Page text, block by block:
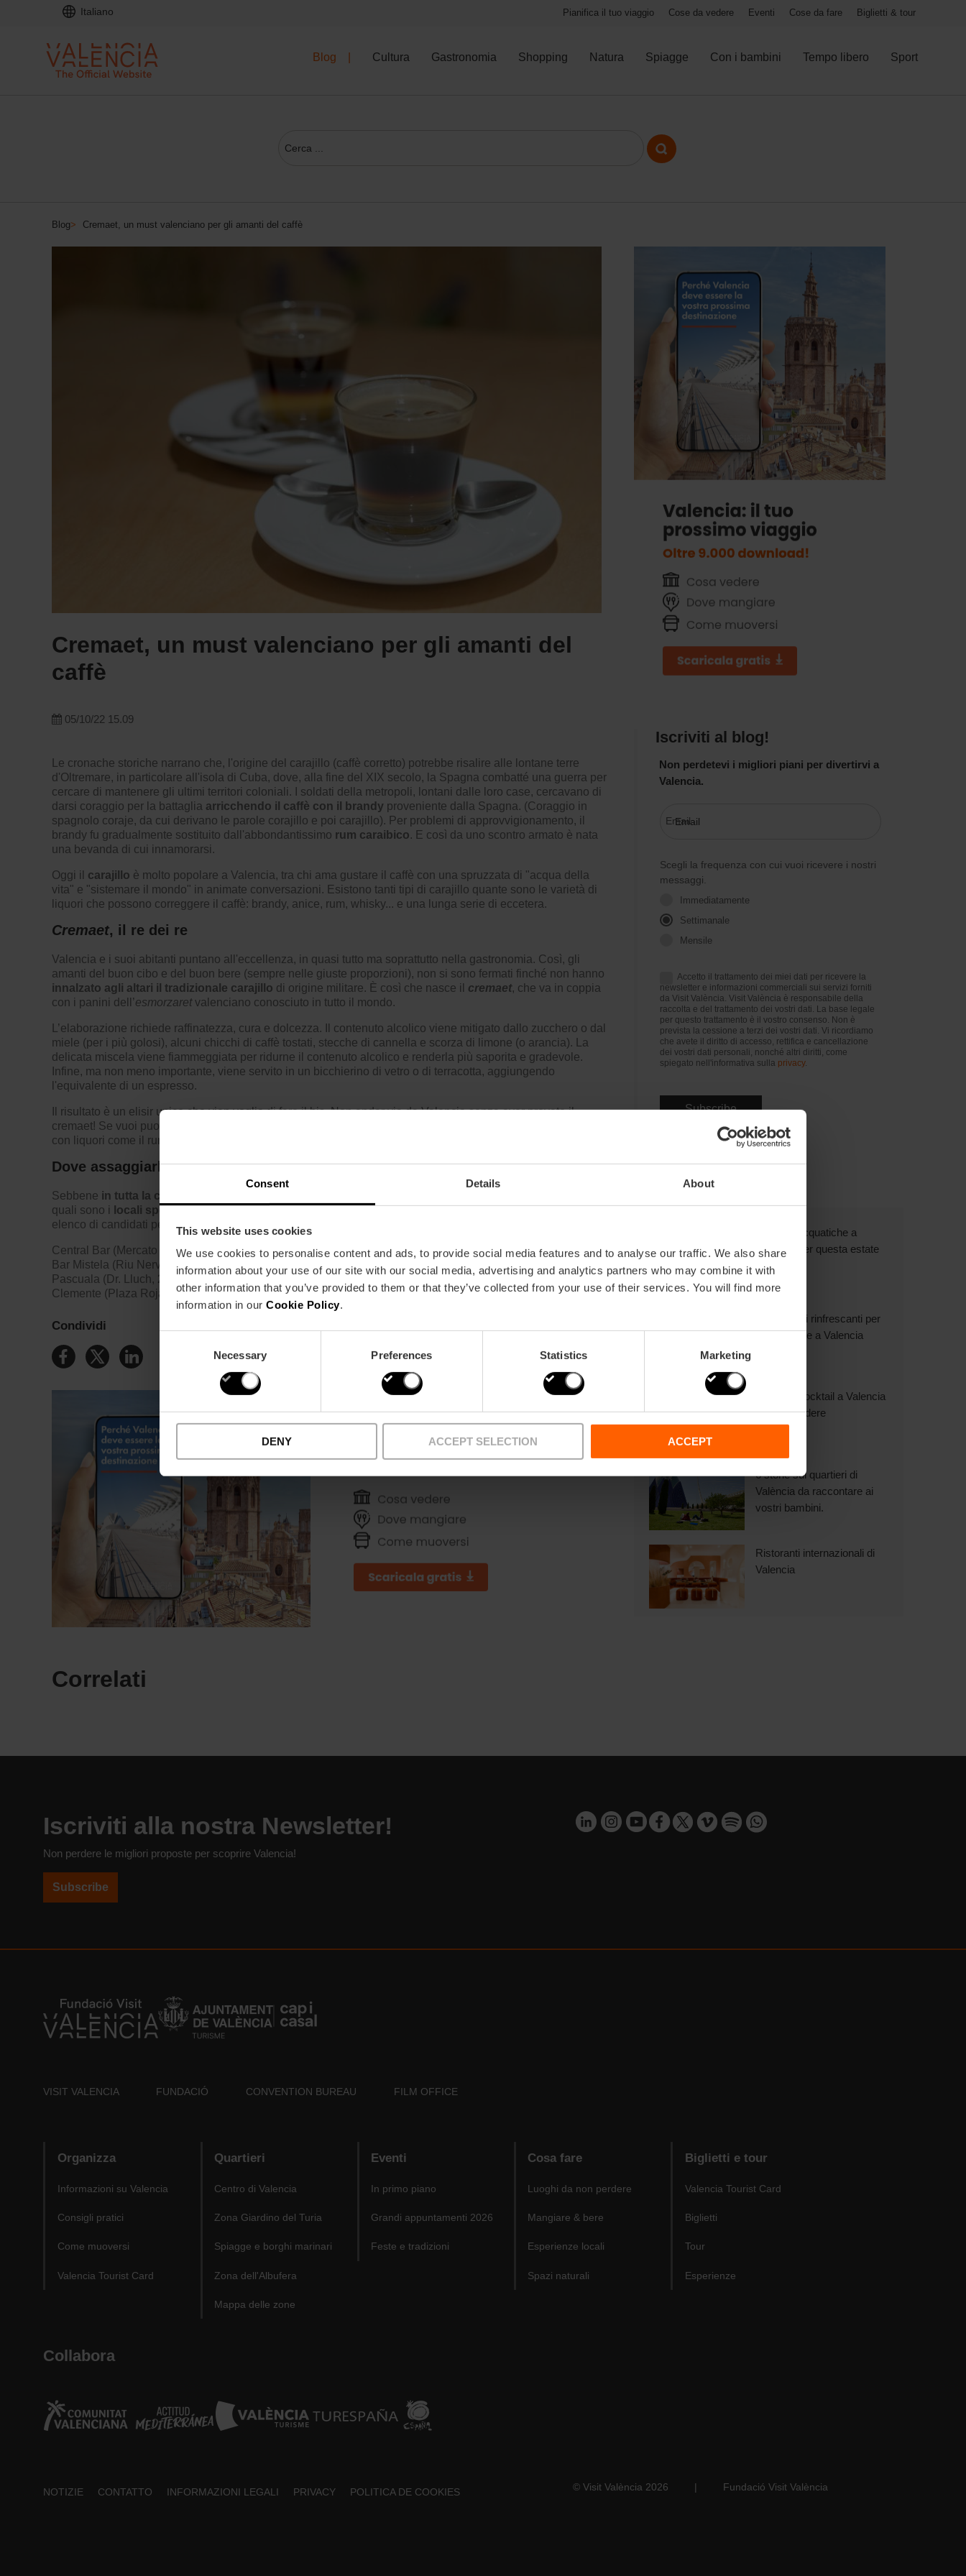
Consent Details About
This website uses cookies
We use cookies to personalise content and ads, to provide social media features and to analyse our traffic. We also share
information about your use of our site with our social media, advertising and analytics partners who may combine it with
other information that you’ve provided to them or that they’ve collected from your use of their services. You will find more
information in our Cookie Policy.
Necessary Preferences Statistics Marketing
DENY ACCEPT SELECTION ACCEPT
Italiano Pianifica il tuo viaggio Cose da vedere Eventi Cose da fare Biglietti & tour
Blog Cultura Gastronomia Shopping Natura Spiagge Con i bambini Tempo libero Sport
Blog> Cremaet, un must valenciano per gli amanti del caffè
Cremaet, un must valenciano per gli amanti del
caffè
05/10/22 15.09
Le cronache storiche narrano che, l'origine del carajillo (caffè corretto) potrebbe risalire alle lontane terre
d'Oltremare, in particolare all'isola di Cuba, dove, alla fine del XIX secolo, la Spagna combatté una guerra per
cercare di mantenere gli ultimi territori coloniali. I soldati della metropoli, lontani dalle loro case, cercavano di
darsi coraggio per la battaglia arricchendo il caffè con il brandy proveniente dalla Spagna. (Coraggio in
spagnolo coraje, da cui derivano le parole corajillo e poi carajillo). Per problemi di approvvigionamento, il
brandy fu gradualmente sostituito dall'abbondantissimo rum caraibico. E così da uno scontro armato è nata
una bevanda di cui innamorarsi.
Oggi il carajillo è molto popolare a Valencia, tra chi ama gustare il caffè con una spruzzata di "acqua della
vita" e "sistemare il mondo" in animate conversazioni. Esistono tanti tipi di carajillo quante sono le varietà di
liquori che possono correggere il caffè: brandy, anice, rum, whisky... e una lunga serie di eccetera.
Cremaet, il re dei re
Valencia e i suoi abitanti puntano all'eccellenza, in quasi tutto ma soprattutto nella gastronomia. Così, gli
amanti del buon cibo e del buon bere (sempre nelle giuste proporzioni), non si sono fermati finché non hanno
innalzato agli altari il tradizionale carajillo di origine militare. È così che nasce il cremaet, che va in coppia
con i panini dell’esmorzaretvalenciano conosciuto in tutto il mondo.
L’elaborazione richiede raffinatezza, cura e dolcezza. Il contenuto alcolico viene mitigato dallo zucchero o dal
miele (per i più golosi), alcuni chicchi di caffè tostati, stecche di cannella e scorza di limone (o arancia). La
delicata miscela viene fiammeggiata per ridurne il contenuto alcolico e renderla più saporita e gradevole.
Infine, ma non meno importante, viene servito in un bicchierino di vetro o di terracotta, aggiungendo
l'equivalente di un espresso.
Il risultato è un elisir unico che vien voglia di fare il bis. Non andar via da Valencia senza aver provato il
cremaet! Se vuoi puoi scegliere anche un
con liquori come il rum.
Dove assaggiarlo
Sebbene in tutta la città
quali sono i
locali specializzatiin esmorzaret per poterne gustare uno come si deve. Ecco un esempio di
elenco di candidati per un'esperienza molto piacevole:
Central Bar (Mercato Centrale), Gastro Trinquet de Pelayo (Pelayo, 6), Bar Cremaet (Avenida del Puerto, 20),
Bar Mistela (Riu Nervión, 11), Bar Marvi (Santos Just i Pastor, 14), El Trocito del Medio (Blanes, 1), La
Pascuala (Dr. Lluch, 299), Casa Guillermo (Progrés, 15), La Bernarda (Cobertis de Sant Tomás, 7), Bar Rojas
Clemente (Plaza Rojas Clemente) e molti altri. ¡Slurp!
Condividi
Correlati
Iscriviti al blog!
Non perdetevi i migliori piani per divertirvi a
Valencia.
Email
Scegli la frequenza con cui vuoi ricevere i nostri
messaggi.
Immediatamente
Settimanale
Mensile
Accetto il trattamento dei miei dati per ricevere la
newsletter e informazioni commerciali sui servizi forniti
da Visit València. Visit València è responsabile della
raccolta e del trattamento dei vostri dati. La base legale
per questo trattamento è il vostro consenso. Non è
prevista la cessione a terzi dei vostri dati. Vi ricordiamo
che avete il diritto di accesso, rettifica e cancellazione
dei vostri dati personali, nonché altri diritti, come
spiegato nell'informativa sulla privacy.
9 attività acquatiche a
Valencia per questa estate
Programmi rinfrescanti per
quest’estate a Valencia
18 bar di cocktail a Valencia
da non perdere
6 storie sui quartieri di
València da raccontare ai
vostri bambini.
Ristoranti internazionali di
Valencia
Iscriviti alla nostra Newsletter!
Non perdere le migliori proposte per scoprire Valencia!
Subscribe
VISIT VALENCIA FUNDACIÓ CONVENTION BUREAU FILM OFFICE
Organizza
Informazioni su Valencia
Consigli pratici
Come muoversi
Valencia Tourist Card
Quartieri
Centro di Valencia
Zona Giardino del Turia
Spiagge e borghi marinari
Zona dell'Albufera
Mappa delle zone
Eventi
In primo piano
Grandi appuntamenti 2026
Feste e tradizioni
Cosa fare
Luoghi da non perdere
Mangiare & bere
Esperienze locali
Spazi naturali
Biglietti e tour
Valencia Tourist Card
Biglietti
Tour
Esperienze
Collabora
Footer
NOTIZIE CONTATTO INFORMAZIONI LEGALI PRIVACY POLITICA DE COOKIES © Visit València 2026 | Fundació Visit València